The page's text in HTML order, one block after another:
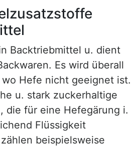
Backtriebmittel u. dient
Es wird überall
Hefe nicht geeignet ist.
u. stark zuckerhaltige
die für eine Hefegärung i.
Flüssigkeit
beispielsweise